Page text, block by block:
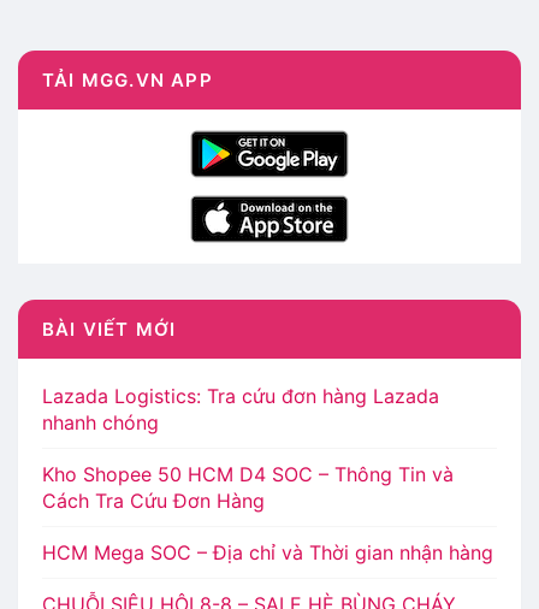
TẢI MGG.VN APP
BÀI VIẾT MỚI
Lazada Logistics: Tra cứu đơn hàng Lazada
nhanh chóng
Kho Shopee 50 HCM D4 SOC – Thông Tin và
Cách Tra Cứu Đơn Hàng
HCM Mega SOC – Địa chỉ và Thời gian nhận hàng
CHUỖI SIÊU HỘI 8-8 – SALE HÈ BÙNG CHÁY